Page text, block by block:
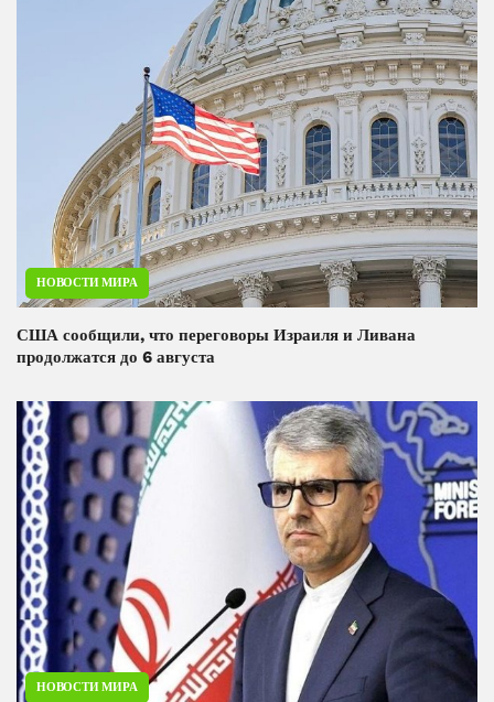
НОВОСТИ МИРА
США сообщили, что переговоры Израиля и Ливана
продолжатся до 6 августа
НОВОСТИ МИРА